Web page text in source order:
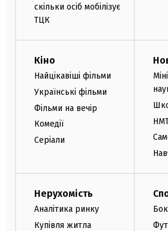
скільки осіб мобілізує
ТЦК
Кіно
Найцікавіші фільми
Українські фільми
Фільми на вечір
Комедії
Серіали
Нерухомість
Аналітика ринку
Купівля житла